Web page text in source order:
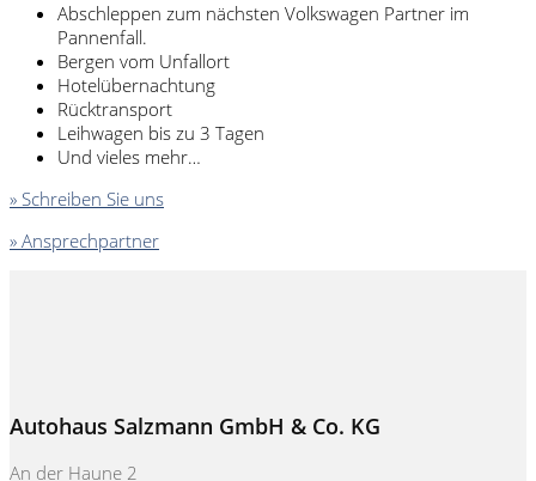
Abschleppen zum nächsten Volkswagen Partner im
Pannenfall.
Bergen vom Unfallort
Hotelübernachtung
Rücktransport
Leihwagen bis zu 3 Tagen
Und vieles mehr…
» Schreiben Sie uns
» Ansprechpartner
Autohaus Salzmann GmbH & Co. KG
An der Haune 2